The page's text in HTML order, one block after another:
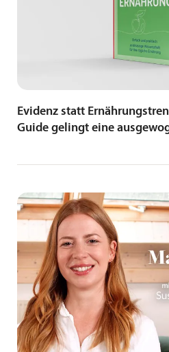
Evidenz statt
Guide gelingt eine